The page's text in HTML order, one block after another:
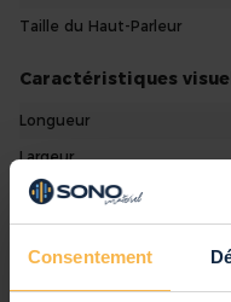
Consentement
Taille du Haut-Parleur
Caractéristiques
Longueur
Largeur
Hauteur
Poids (en Kg)
Poids par Enceinte